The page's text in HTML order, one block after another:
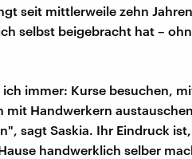
seit mittlerweile zehn
selbst beigebracht hat –
immer: Kurse besuchen,
Handwerkern
sagt Saskia. Ihr Eindruck
handwerklich selber